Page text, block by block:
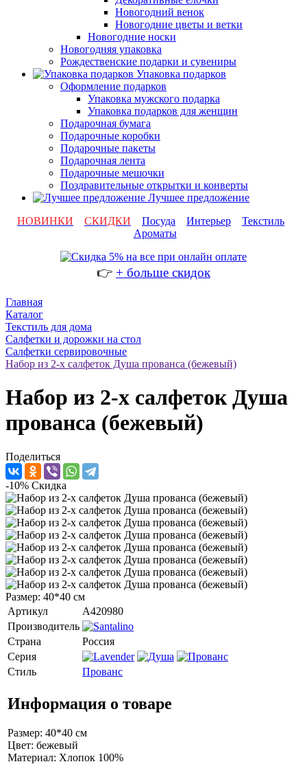
Новогодний венок
Новогодние цветы и ветки
Новогодние носки
Новогодняя упаковка
Рождественские подарки и сувениры
Упаковка подарков
Оформление подарков
Упаковка мужского подарка
Упаковка подарков для женщин
Подарочная бумага
Подарочные коробки
Подарочные пакеты
Подарочная лента
Подарочные мешочки
Поздравительные открытки и конверты
Лучшее предложение
НОВИНКИ
СКИДКИ Посуда Интерьер
Текстиль
Ароматы
👉 + больше скидок
Главная
Каталог
Текстиль для дома
Салфетки и дорожки на стол
Салфетки сервировочные
Набор из 2-х салфеток Душа прованса (бежевый)
Набор из 2-х салфеток Душа
прованса (бежевый)
Поделиться
-10% Скидка
Размер: 40*40 см
Артикул
A420980
Производитель
Страна
Россия
Серия
Стиль
Прованс
Информация о товаре
Размер: 40*40 см
Цвет: бежевый
Материал: Хлопок 100%